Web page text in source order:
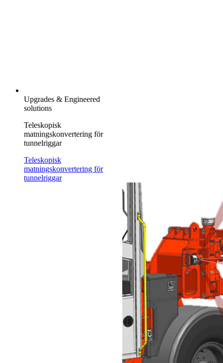
Upgrades & Engineered
solutions
Teleskopisk
matningskonvertering för
tunnelriggar
Teleskopisk
matningskonvertering för
tunnelriggar